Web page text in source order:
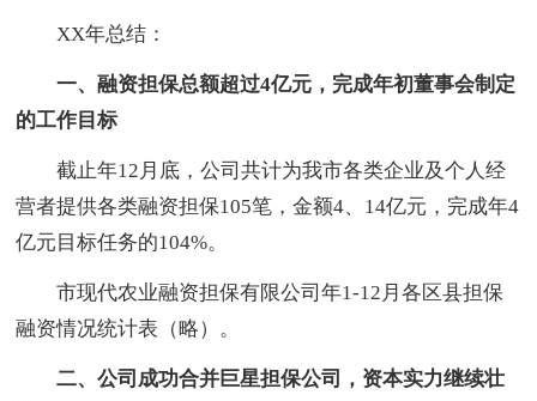
XX年总结：
一、融资担保总额超过4亿元，完成年初董事会制定
的工作目标
截止年12月底，公司共计为我市各类企业及个人经
营者提供各类融资担保105笔，金额4、14亿元，完成年4
亿元目标任务的104%。
市现代农业融资担保有限公司年1-12月各区县担保
融资情况统计表（略）。
二、公司成功合并巨星担保公司，资本实力继续壮